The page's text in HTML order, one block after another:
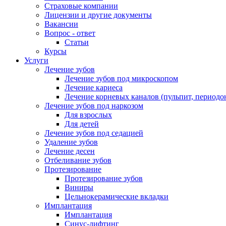
Страховые компании
Лицензии и другие документы
Вакансии
Вопрос - ответ
Статьи
Курсы
Услуги
Лечение зубов
Лечение зубов под микроскопом
Лечение кариеса
Лечение корневых каналов (пульпит,
Лечение зубов под наркозом
Для взрослых
Для детей
Лечение зубов под седацией
Удаление зубов
Лечение десен
Отбеливание зубов
Протезирование
Протезирование зубов
Виниры
Цельнокерамические вкладки
Имплантация
Имплантация
Синус-лифтинг